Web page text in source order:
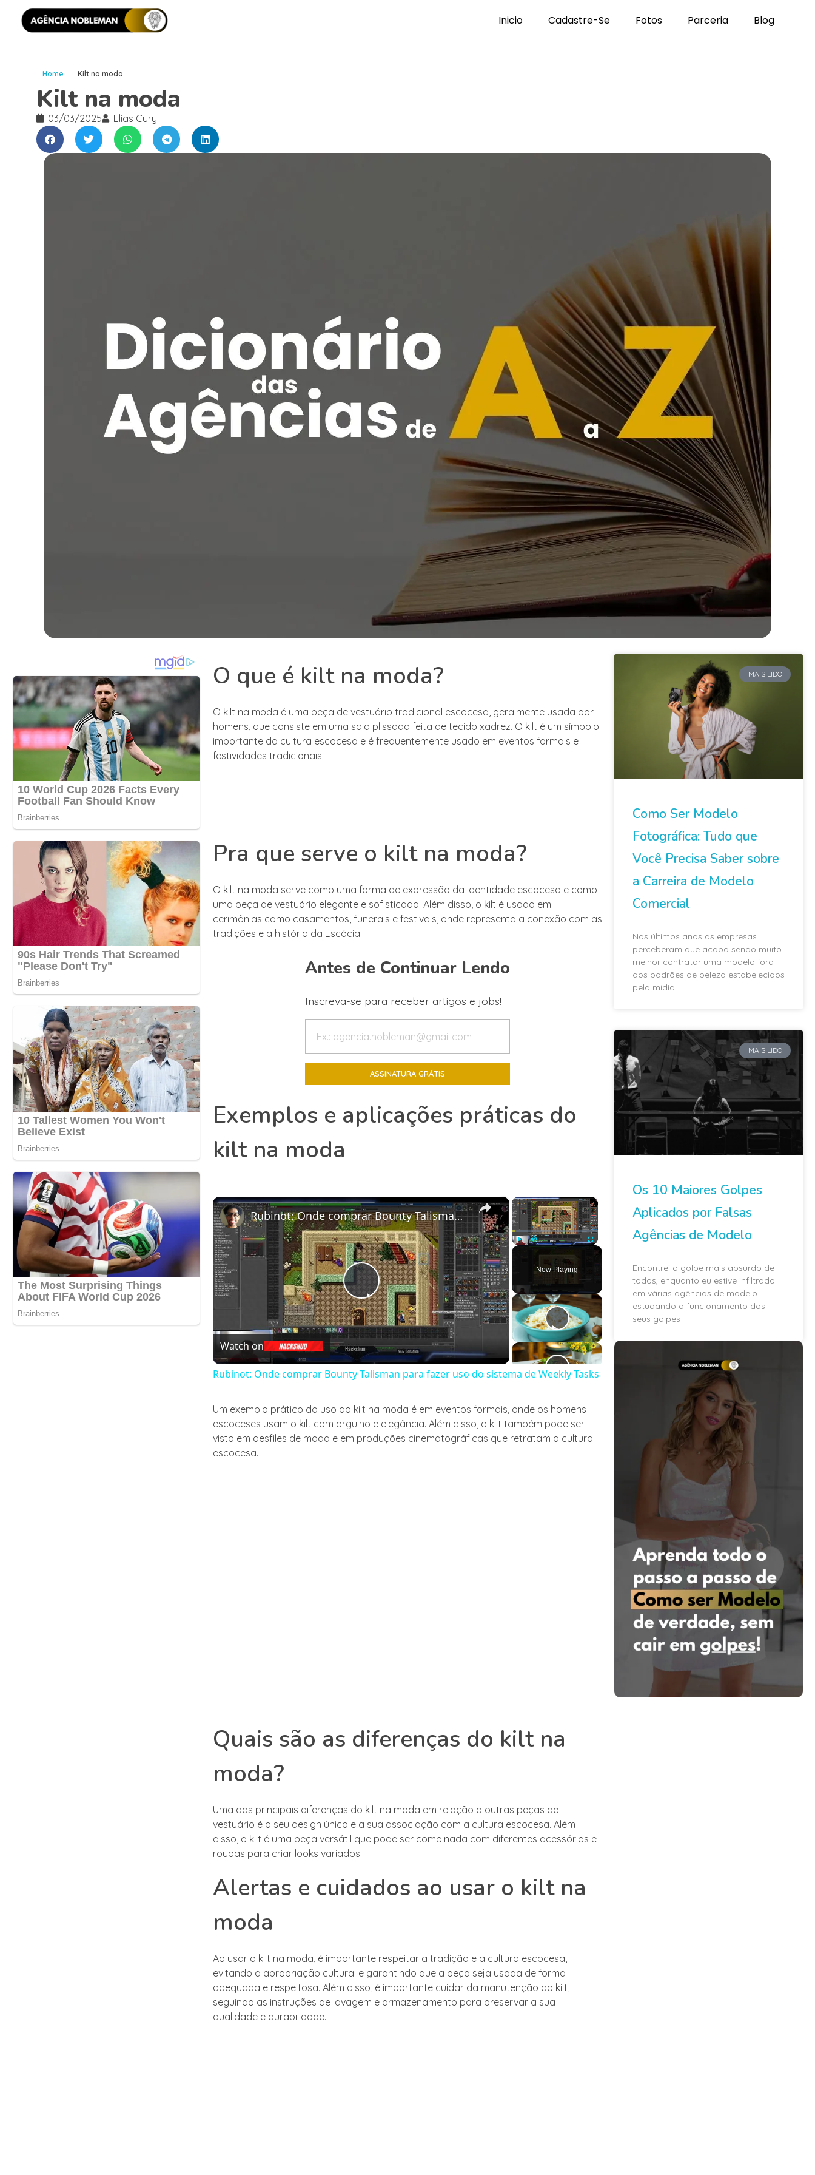
Inicio Cadastre-Se Fotos Parceria Blog
Home Kilt na moda
Kilt na moda
03/03/2025 Elias Cury
O que é kilt na moda?
O kilt na moda é uma peça de vestuário tradicional escocesa, geralmente usada por
homens, que consiste em uma saia plissada feita de tecido xadrez. O kilt é um símbolo
importante da cultura escocesa e é frequentemente usado em eventos formais e
festividades tradicionais.
Pra que serve o kilt na moda?
O kilt na moda serve como uma forma de expressão da identidade escocesa e como
uma peça de vestuário elegante e sofisticada. Além disso, o kilt é usado em
cerimônias como casamentos, funerais e festivais, onde representa a conexão com as
tradições e a história da Escócia.
Antes de Continuar Lendo
Inscreva-se para receber artigos e jobs!
Exemplos e aplicações práticas do
kilt na moda
×
Fullscreen
Now Playing
×
Play
Video
Rubinot: Onde comprar Bounty Talisman para fazer uso do sistema de Weekly Tasks
Watch on
Rubinot: Onde comprar Bounty Talisman para fazer uso do sistema de Weekly Tasks
Um exemplo prático do uso do kilt na moda é em eventos formais, onde os homens
escoceses usam o kilt com orgulho e elegância. Além disso, o kilt também pode ser
visto em desfiles de moda e em produções cinematográficas que retratam a cultura
escocesa.
Quais são as diferenças do kilt na
moda?
Uma das principais diferenças do kilt na moda em relação a outras peças de
vestuário é o seu design único e a sua associação com a cultura escocesa. Além
disso, o kilt é uma peça versátil que pode ser combinada com diferentes acessórios e
roupas para criar looks variados.
Alertas e cuidados ao usar o kilt na
moda
Ao usar o kilt na moda, é importante respeitar a tradição e a cultura escocesa,
evitando a apropriação cultural e garantindo que a peça seja usada de forma
adequada e respeitosa. Além disso, é importante cuidar da manutenção do kilt,
seguindo as instruções de lavagem e armazenamento para preservar a sua
qualidade e durabilidade.
MAIS LIDO
Como Ser Modelo
Fotográfica: Tudo que
Você Precisa Saber sobre
a Carreira de Modelo
Comercial
Nos últimos anos as empresas
perceberam que acaba sendo muito
melhor contratar uma modelo fora
dos padrões de beleza estabelecidos
pela mídia
MAIS LIDO
Os 10 Maiores Golpes
Aplicados por Falsas
Agências de Modelo
Encontrei o golpe mais absurdo de
todos, enquanto eu estive infiltrado
em várias agências de modelo
estudando o funcionamento dos
seus golpes